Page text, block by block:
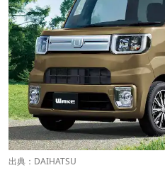
出典： DAIHATSU